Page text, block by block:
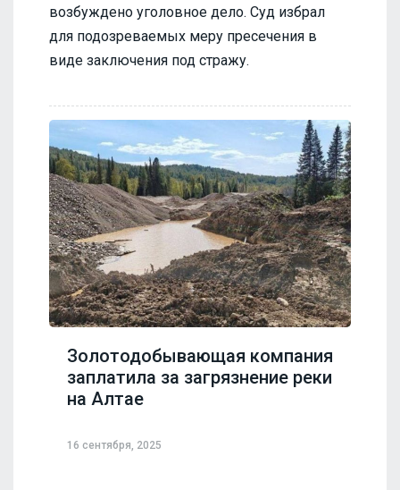
возбуждено уголовное дело. Суд избрал
для подозреваемых меру пресечения в
виде заключения под стражу.
Золотодобывающая компания
заплатила за загрязнение реки
на Алтае
16 сентября, 2025